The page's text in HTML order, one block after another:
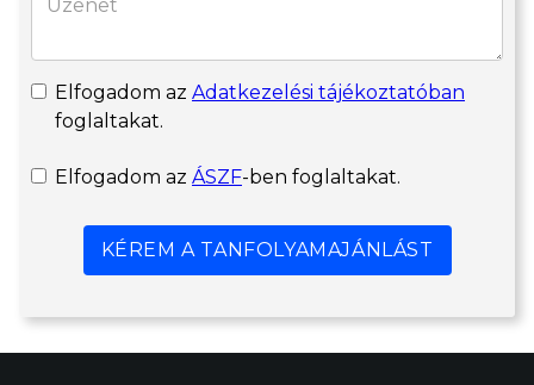
Elfogadom az Adatkezelési tájékoztatóban
foglaltakat.
Elfogadom az ÁSZF-ben foglaltakat.